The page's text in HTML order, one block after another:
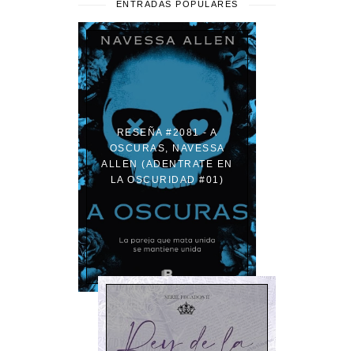
ENTRADAS POPULARES
RESEÑA #2081 - A
OSCURAS, NAVESSA
ALLEN (ADENTRATE EN
LA OSCURIDAD #01)